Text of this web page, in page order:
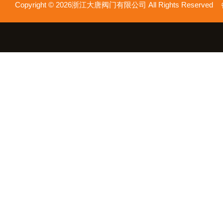
Copyright © 2026浙江大唐阀门有限公司 All Rights Reserved